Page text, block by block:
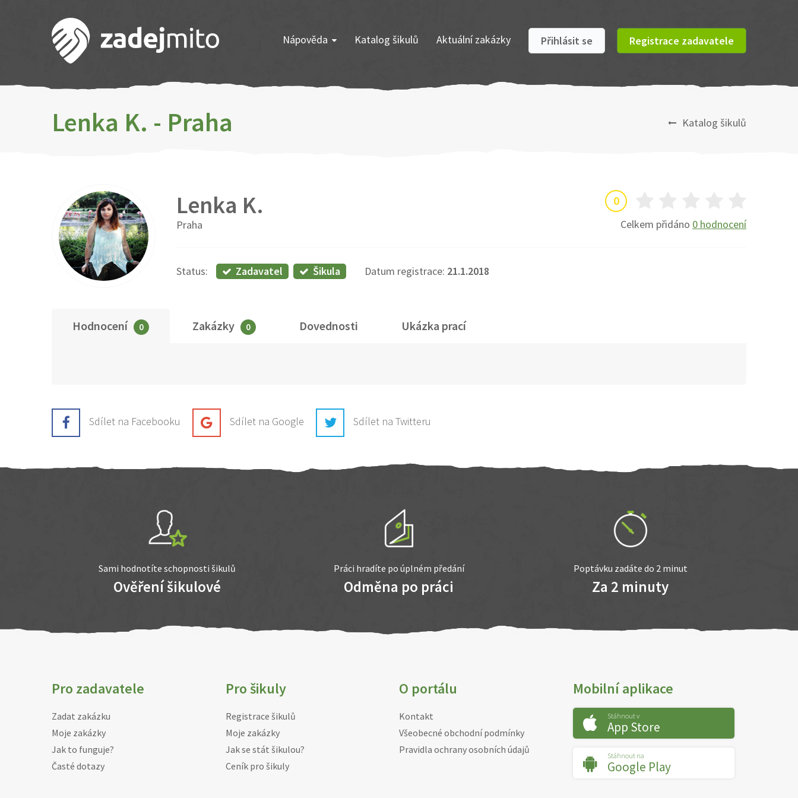
Nápověda Katalog šikulů Aktuální zakázky Přihlásit se Registrace zadavatele
Lenka K. - Praha Katalog šikulů
0
Celkem přidáno 0 hodnocení
Lenka K.
Praha
Status: Zadavatel Šikula Datum registrace: 21.1.2018
Hodnocení 0 Zakázky 0 Dovednosti Ukázka prací
Sdílet na Facebooku Sdílet na Google Sdílet na Twitteru
Sami hodnotíte schopnosti šikulů
Ověření šikulové
Práci hradíte po úplném předání
Odměna po práci
Poptávku zadáte do 2 minut
Za 2 minuty
Pro zadavatele
Zadat zakázku
Moje zakázky
Jak to funguje?
Časté dotazy
Pro šikuly
Registrace šikulů
Moje zakázky
Jak se stát šikulou?
Ceník pro šikuly
O portálu
Kontakt
Všeobecné obchodní podmínky
Pravidla ochrany osobních údajů
Mobilní aplikace
Stáhnout v
App Store
Stáhnout na
Google Play